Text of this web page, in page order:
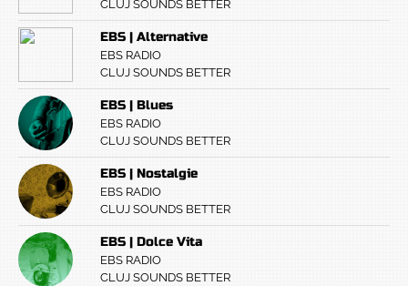
CLUJ SOUNDS BETTER
EBS | Alternative
EBS RADIO
CLUJ SOUNDS BETTER
EBS | Blues
EBS RADIO
CLUJ SOUNDS BETTER
EBS | Nostalgie
EBS RADIO
CLUJ SOUNDS BETTER
EBS | Dolce Vita
EBS RADIO
CLUJ SOUNDS BETTER